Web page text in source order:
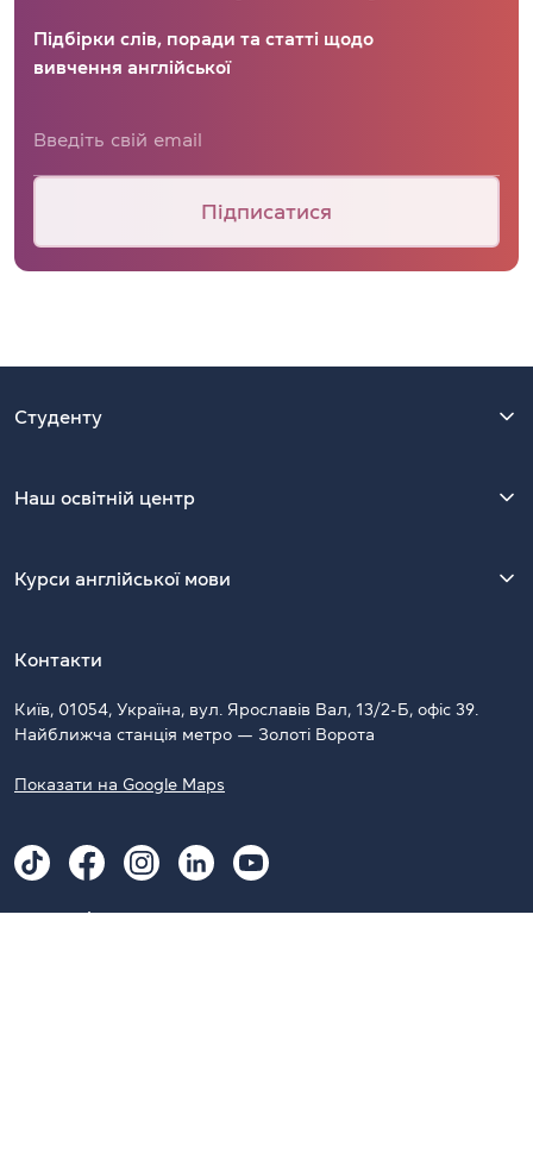
Підбірки слів, поради та статті щодо
вивчення англійської
Підписатися
Студенту
Наш освітній центр
Курси англійської мови
Контакти
Київ, 01054, Україна, вул. Ярославів Вал, 13/2-Б, офіс 39.
Найближча станція метро — Золоті Ворота
Показати на Google Maps
Наші Telegram-канали